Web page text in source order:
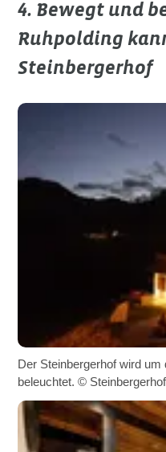
4. Bewegt und
Ruhpolding
Steinbergerhof
Der Steinbergerhof wird
beleuchtet. © Steinbergerhof